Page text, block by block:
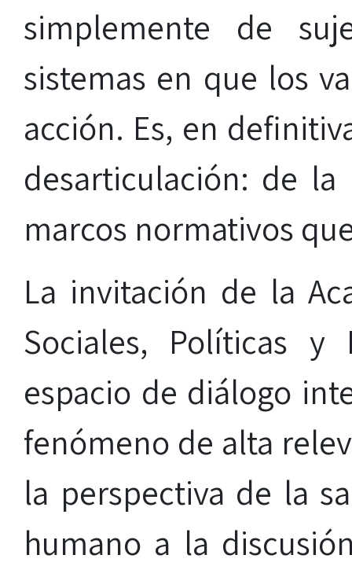
simplemente de
sistemas en que los
acción. Es, en
desarticulación: de
marcos normativos
La invitación de la
Sociales, Políticas
espacio de diálogo
fenómeno de alta
la perspectiva de la
humano a la